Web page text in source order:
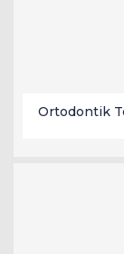
Ortodontik